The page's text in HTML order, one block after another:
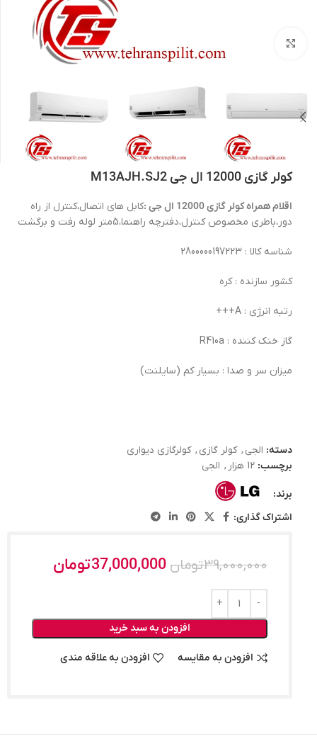
کولر گازی 12000 ال جی M13AJH.SJ2
اقلام همراه کولر گازی 12000 ال جی :
کابل های اتصال،کنترل از راه
دور،باطری مخصوص کنترل،دفترچه راهنما،5متر لوله رفت و برگشت
شناسه کالا : 2800000197223
کشور سازنده : کره
رتبه انرژی : A+++
گاز خنک کننده : R410a
میزان سر و صدا : بسیار کم (سایلنت)
دسته: الجی , کولر گازی , کولرگازی دیواری
برچسب: 12 هزار , الجی
برند:
اشتراک گذاری:
39,000,000تومان37,000,000تومان
افزودن به سبد خرید
افزودن به مقایسه افزودن به علاقه مندی